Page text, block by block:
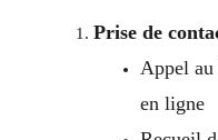
Prise de
Appel
en ligne